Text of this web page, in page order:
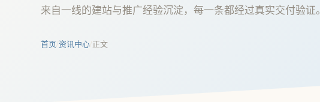
来自一线的建站与推广经验沉淀，每一条都经过真实交付验证。
首页/资讯中心/正文